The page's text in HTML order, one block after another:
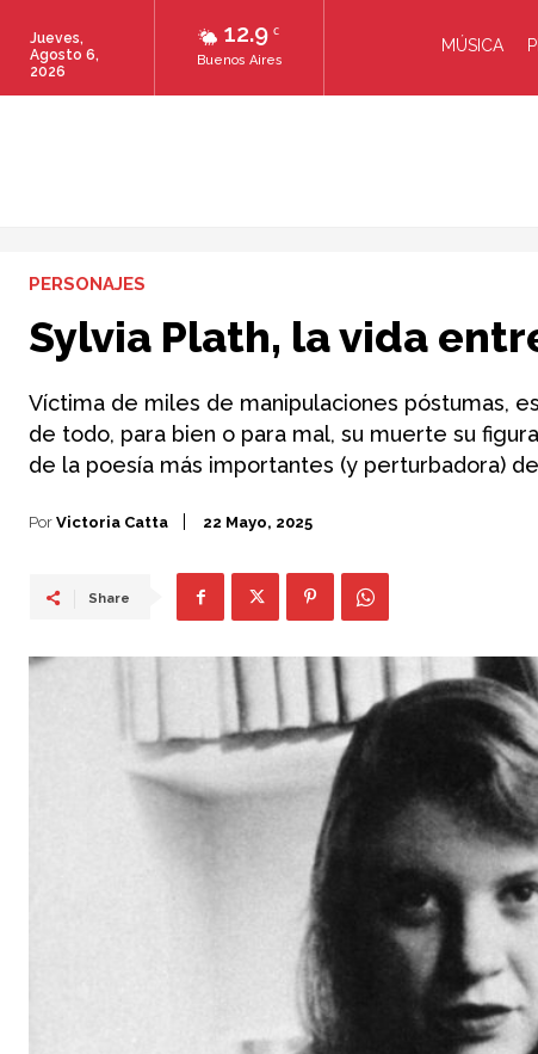
12.9 C
Buenos Aires
Jueves,
Agosto 6,
2026
MÚSICA
PERSONAJES
Sylvia Plath, la vida
Víctima de miles de manipulaciones póstumas,
de todo, para bien o para mal, su muerte su
de la poesía más importantes (y perturbadora)
Por Victoria Catta 22 Mayo, 2025
Share